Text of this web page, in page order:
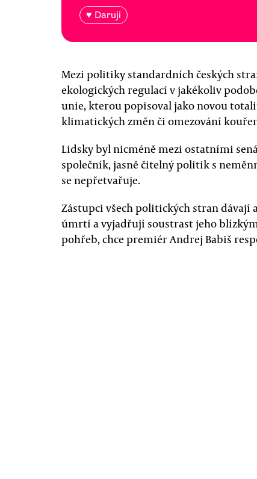
♥ Daruji
Mezi politiky standardních českých
ekologických regulací v jakékoliv
unie, kterou popisoval jako novou
klimatických změn či omezování
Lidsky byl nicméně mezi ostatními
společník, jasně čitelný politik s
se nepřetvařuje.
Zástupci všech politických stran dávají
úmrtí a vyjadřují soustrast jeho
pohřeb, chce premiér Andrej Babiš